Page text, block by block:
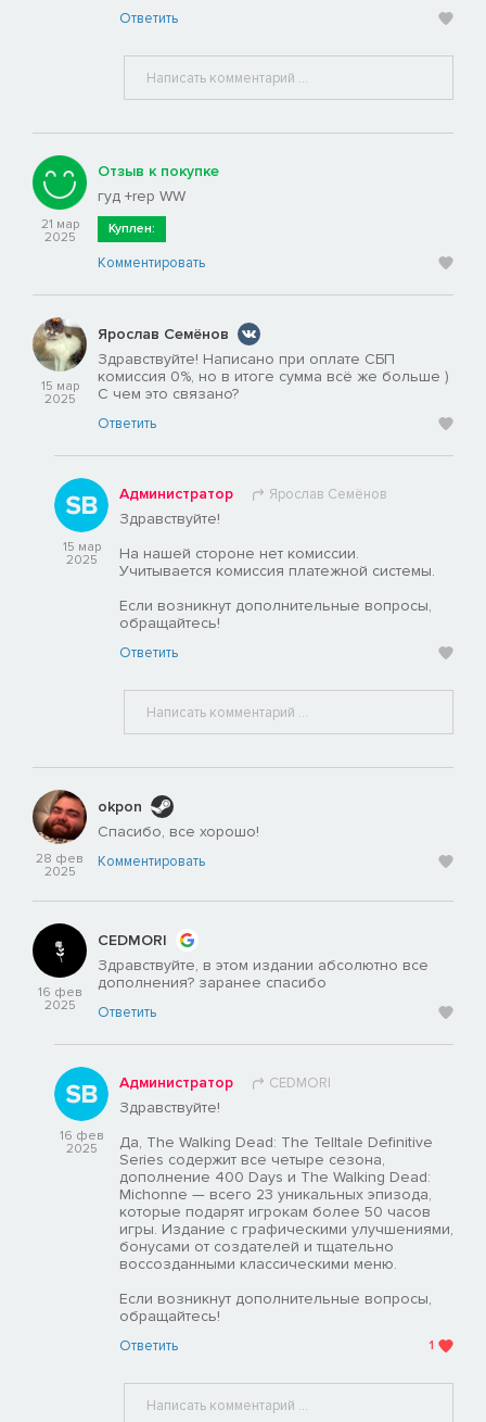
Ответить
21 мар
2025
Отзыв к покупке
гуд +rep WW
Куплен:
Комментировать
15 мар
2025
Ярослав Семёнов
Здравствуйте! Написано при оплате СБП
комиссия 0%, но в итоге сумма всё же больше )
С чем это связано?
Ответить
15 мар
2025
Администратор Ярослав Семёнов
Здравствуйте!
На нашей стороне нет комиссии.
Учитывается комиссия платежной системы.
Если возникнут дополнительные вопросы,
обращайтесь!
Ответить
28 фев
2025
okpon
Спасибо, все хорошо!
Комментировать
16 фев
2025
CEDMORI
Здравствуйте, в этом издании абсолютно все
дополнения? заранее спасибо
Ответить
16 фев
2025
Администратор CEDMORI
Здравствуйте!
Да, The Walking Dead: The Telltale Definitive
Series содержит все четыре сезона,
дополнение 400 Days и The Walking Dead:
Michonne — всего 23 уникальных эпизода,
которые подарят игрокам более 50 часов
игры. Издание с графическими улучшениями,
бонусами от создателей и тщательно
воссозданными классическими меню.
Если возникнут дополнительные вопросы,
обращайтесь!
Ответить 1